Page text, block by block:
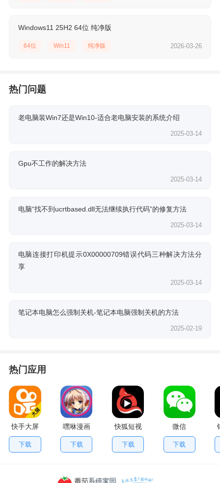
Windows11 25H2 64位 纯净版
64位 Win11 纯净版 2026-03-26
热门问题
老电脑装Win7还是Win10-适合老电脑安装的系统介绍
2025-03-14
Gpu不工作的解决方法
2025-03-14
电脑“找不到ucrtbased.dll无法继续执行代码”的修复方法
2025-03-14
电脑连接打印机提示0X00000709错误代码三种解决方法分
享
2025-03-14
笔记本电脑怎么强制关机-笔记本电脑强制关机的方法
2025-02-19
热门应用
快手大屏
版
下载
嘿咻漫画
下载
快狐短视
频
下载
微信
下载